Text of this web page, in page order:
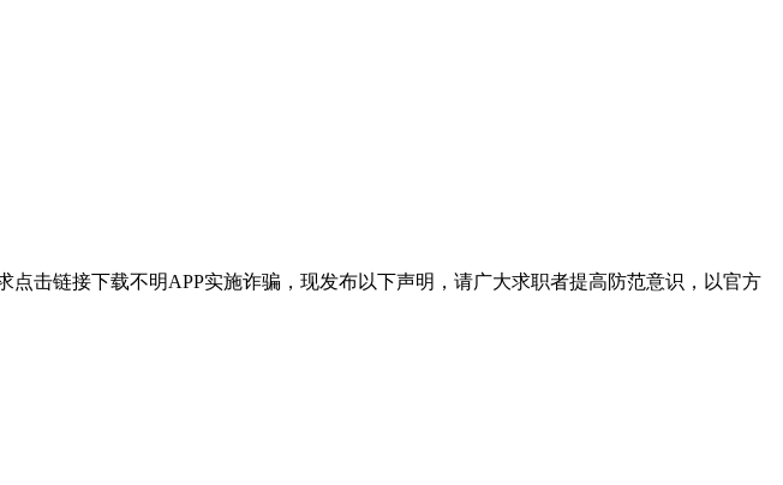
击链接下载不明APP实施诈骗，现发布以下声明，请广大求职者提高防范意识，以官方